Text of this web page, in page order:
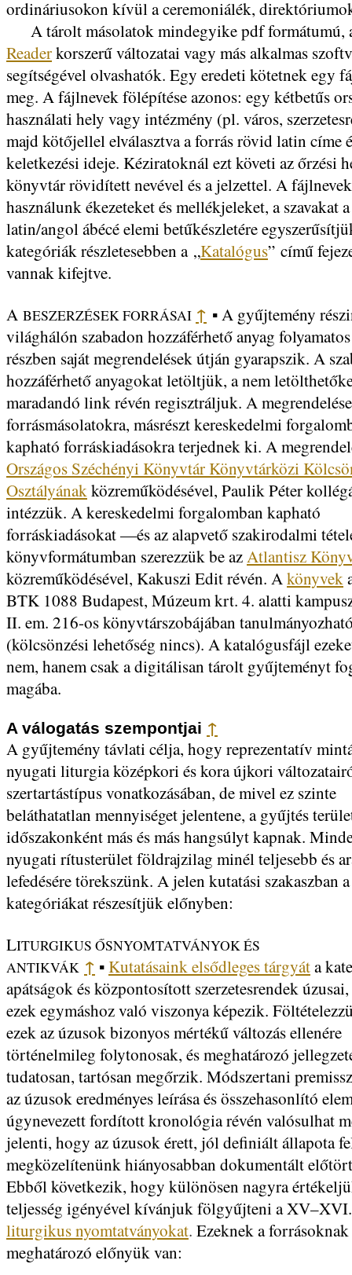
ordináriusokon kívül a ceremoniálék,
A tárolt másolatok mindegyike pdf formátumú,
Readerkorszerű változatai vagy más alkalmas
segítségével olvashatók. Egy eredeti kötetnek egy
meg. A fájlnevek fölépítése azonos: egy kétbetűs
használati hely vagy intézmény (pl. város,
majd kötőjellel elválasztva a forrás rövid latin címe
keletkezési ideje. Kéziratoknál ezt követi az őrzési
könyvtár rövidített nevével és a jelzettel. A
használunk ékezeteket és mellékjeleket, a szavakat a
latin/angol ábécé elemi betűkészletére
kategóriák részletesebben a „Katalógus” című
vannak kifejtve.
A BESZERZÉSEK FORRÁSAI ↑ ▪ A gyűjtemény
világhálón szabadon hozzáférhető anyag
részben saját megrendelések útján gyarapszik. A
hozzáférhető anyagokat letöltjük, a nem
maradandó link révén regisztráljuk. A
forrásmásolatokra, másrészt kereskedelmi
kapható forráskiadásokra terjednek ki. A
Országos Széchényi Könyvtár Könyvtárközi
Osztályánakközreműködésével, Paulik Péter
intézzük. A kereskedelmi forgalomban kapható
forráskiadásokat —és az alapvető szakirodalmi
könyvformátumban szerezzük be azAtlantisz
közreműködésével, Kakuszi Edit révén. Akönyvek
BTK 1088 Budapest, Múzeum krt. 4. alatti
II. em. 216-os könyvtárszobájában
(kölcsönzési lehetőség nincs). A katalógusfájl
nem, hanem csak a digitálisan tárolt gyűjteményt
magába.
A válogatás szempontjai ↑
A gyűjtemény távlati célja, hogy reprezentatív
nyugati liturgia középkori és kora újkori
szertartástípus vonatkozásában, de mivel ez szinte
beláthatatlan mennyiséget jelentene, a gyűjtés
időszakonként más és más hangsúlyt kapnak.
nyugati rítusterület földrajzilag minél teljesebb és
lefedésére törekszünk. A jelen kutatási szakaszban
kategóriákat részesítjük előnyben:
LITURGIKUS ŐSNYOMTATVÁNYOK ÉS
ANTIKVÁK ↑ ▪ Kutatásaink elsődleges tárgyáta
apátságok és központosított szerzetesrendek
ezek egymáshoz való viszonya képezik.
ezek az úzusok bizonyos mértékű változás ellenére
történelmileg folytonosak, és meghatározó
tudatosan, tartósan megőrzik. Módszertani
az úzusok eredményes leírása és összehasonlító
úgynevezett fordított kronológia révén valósulhat
jelenti, hogy az úzusok érett, jól definiált állapota
megközelítenünk hiányosabban dokumentált
Ebből következik, hogy különösen nagyra
teljesség igényével kívánjuk fölgyűjteni a
liturgikus nyomtatványokat. Ezeknek a
meghatározó előnyük van: